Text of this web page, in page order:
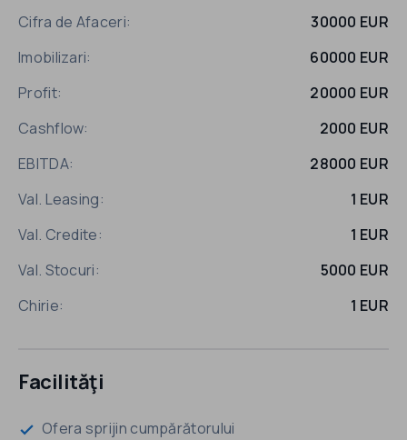
Cifra de Afaceri:
30000 EUR
Imobilizari:
60000 EUR
Profit:
20000 EUR
Cashflow:
2000 EUR
EBITDA:
28000 EUR
Val. Leasing:
1 EUR
Val. Credite:
1 EUR
Val. Stocuri:
5000 EUR
Chirie:
1 EUR
Facilităţi
check Ofera sprijin cumpărătorului